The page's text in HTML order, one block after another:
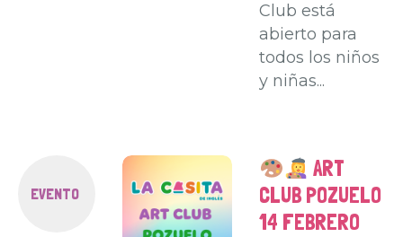
Club está
abierto para
todos los niños
y niñas...
EVENTO
ART
CLUB POZUELO
14 FEBRERO